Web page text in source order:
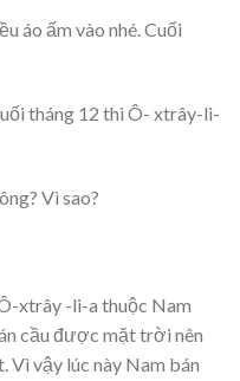
áo ấm vào nhé. Cuối
tháng 12 thì Ô- xtrây-li-
Vì sao?
xtrây -li-a thuộc Nam
cầu được mặt trời nên
Vì vậy lúc này Nam bán